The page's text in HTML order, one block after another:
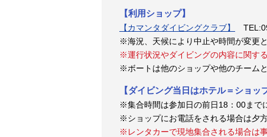
【利用ショップ】
【カマンタダイビングクラブ】
※海況、天候により中止や時間が変更
※運行状況やダイビングの内容に関す
※ボートは他のショップや他のチーム
【ダイビング当日はホテル＝ショッ
※集合時間は参加日の前日18：00まで
※ショップにお電話をされる場合は夕
※レンタカーで現地集合される場合は